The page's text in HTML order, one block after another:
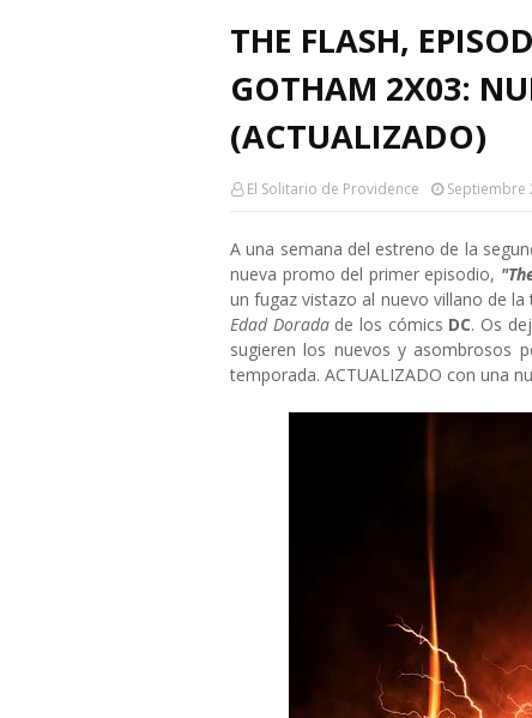
THE FLASH,
GOTHAM 2X03:
(ACTUALIZADO)
El Solitario de Providence Septiembre
A una semana del estreno de la
nueva promo del primer episodio,
un fugaz vistazo al nuevo villano de la
Edad Doradade los cómics DC. Os
sugieren los nuevos y asombrosos
temporada. ACTUALIZADO con una